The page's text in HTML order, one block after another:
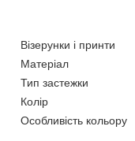
Візерунки і принти
Матеріал
Тип застежки
Колір
Особливість кольору